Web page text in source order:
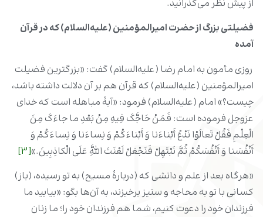
از پیش نظر می‌گذرانید.
فضیلتی بزرگ از حضرت امیرالمؤمنین (علیه‌السلام) که در قرآن
آمده
روزى مأمون به امام رضا (علیه‌السلام) گفت: «بزرگترین فضیلت
امیرالمؤمنین (علیه‌السلام) که قرآن هم بر آن دلالت داشته باشد،
چیست؟» امام (علیه‌السلام) فرمود: «آیۀ مباهله است که خداى
عزوجل فرموده است: فَمَنْ حَاجَّکَ فِیهِ مِنْ بَعْدِ ما جاءَکَ مِنَ
الْعِلْمِ فَقُلْ تَعالَوْا نَدْعُ أَبْناءَنا وَ أَبْناءَکُمْ وَ نِساءَنا وَ نِساءَکُمْ وَ
أَنْفُسَنا وَ أَنْفُسَکُمْ ثُمَّ نَبْتَهِلْ فَنَجْعَلْ لَعْنَتَ اللَّهِ عَلَى الْکاذِبِینَ.»[3]
«هرگاه بعد از علم و دانشی که (دربارۀ مسیح) به تو رسیده، (باز)
کسانی با تو به محاجه و ستیز برخیزند، به آن‌ها بگو: «بیایید ما
فرزندان خود را دعوت کنیم، شما هم فرزندان خود را؛ ما زنان